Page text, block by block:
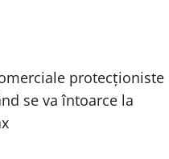
protecţioniste
se va întoarce la